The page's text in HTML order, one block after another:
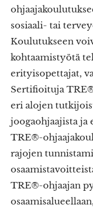
sosiaali- tai
Koulutukseen
kohtaamistyötä
erityisopettajat,
Sertifioituja
eri alojen
joogaohjaajista ja
TRE®-
rajojen
TRE®-ohjaajan